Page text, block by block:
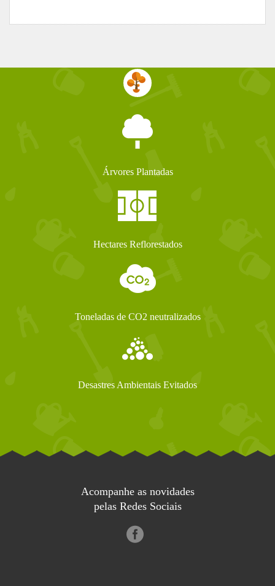
Árvores Plantadas
Hectares Reflorestados
Toneladas de CO2 neutralizados
Desastres Ambientais Evitados
Acompanhe as novidades
pelas Redes Sociais